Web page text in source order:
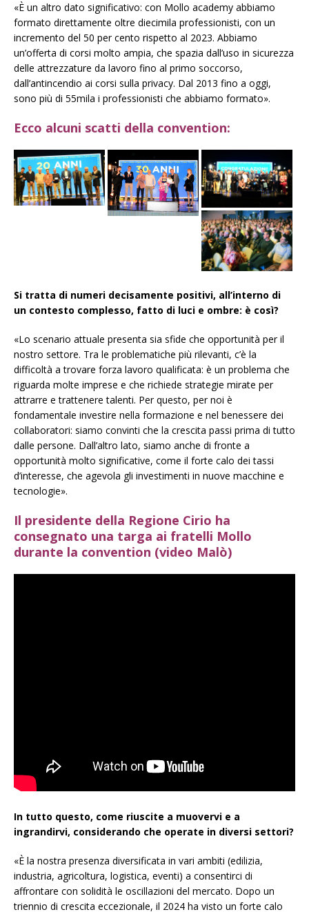
«È un altro dato significativo: con Mollo academy abbiamo
formato direttamente oltre diecimila professionisti, con un
incremento del 50 per cento rispetto al 2023. Abbiamo
un’offerta di corsi molto ampia, che spazia dall’uso in sicurezza
delle attrezzature da lavoro fino al primo soccorso,
dall’antincendio ai corsi sulla privacy. Dal 2013 fino a oggi,
sono più di 55mila i professionisti che abbiamo formato».
Ecco alcuni scatti della convention:
Si tratta di numeri decisamente positivi, all’interno di
un contesto complesso, fatto di luci e ombre: è così?
«Lo scenario attuale presenta sia sfide che opportunità per il
nostro settore. Tra le problematiche più rilevanti, c’è la
difficoltà a trovare forza lavoro qualificata: è un problema che
riguarda molte imprese e che richiede strategie mirate per
attrarre e trattenere talenti. Per questo, per noi è
fondamentale investire nella formazione e nel benessere dei
collaboratori: siamo convinti che la crescita passi prima di tutto
dalle persone. Dall’altro lato, siamo anche di fronte a
opportunità molto significative, come il forte calo dei tassi
d’interesse, che agevola gli investimenti in nuove macchine e
tecnologie».
Il presidente della Regione Cirio ha
consegnato una targa ai fratelli Mollo
durante la convention (video Malò)
In tutto questo, come riuscite a muovervi e a
ingrandirvi, considerando che operate in diversi settori?
«È la nostra presenza diversificata in vari ambiti (edilizia,
industria, agricoltura, logistica, eventi) a consentirci di
affrontare con solidità le oscillazioni del mercato. Dopo un
triennio di crescita eccezionale, il 2024 ha visto un forte calo